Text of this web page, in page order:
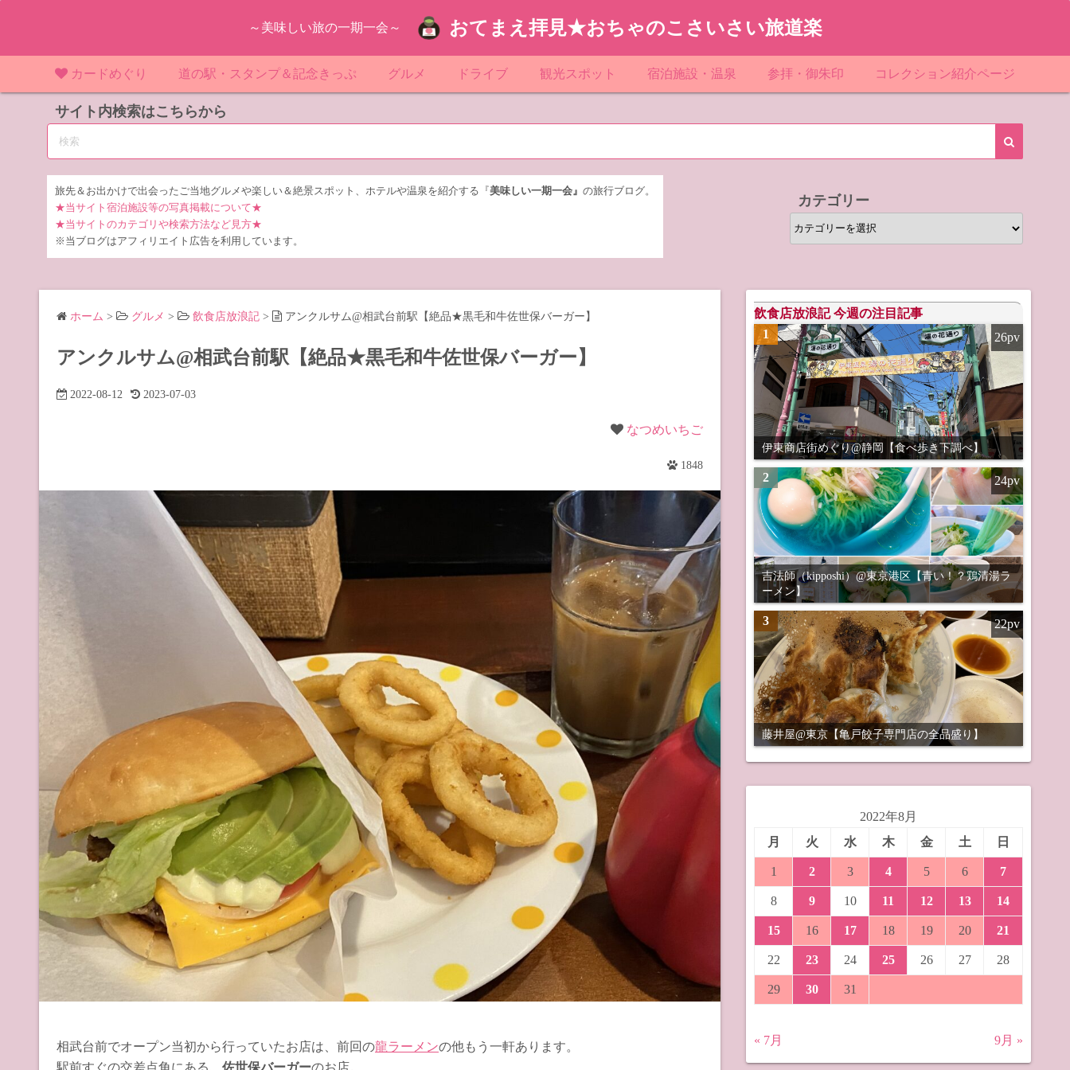
ツ
～美味しい旅の一期一会～ おてまえ拝見★おちゃのこさいさい旅道楽
カードめぐり
マンホールカード マンホールカード（関東）
埼玉県のマンホール
茨城県のマンホール
栃木県のマンホール
マンホールカード（東北） 宮城県のマンホール
マンホールカード（中部）
IKEカード
KAWAカード
橋カード
ダムカード
LOGetカード
道の駅・スタンプ＆記念きっぷ
道の駅（関東）
道の駅 埼玉
道の駅 茨城
道の駅 群馬
道の駅 山梨
道の駅 静岡
道の駅（東北） 道の駅 宮城
道の駅（北陸）
グルメ ドライブ 観光スポット
遊び・体験
宿泊施設・温泉
スーパーホテル
シティホテル・ビジネスホテル
参拝・御朱印 コレクション紹介ページ
「東北」道の駅スタンプ一覧
サイト内検索はこちらから
旅先＆お出かけで出会ったご当地グルメや楽しい＆絶景スポット、ホテルや温泉を紹介する『 美味しい一期一会』 の旅行ブログ。
★当サイト宿泊施設等の写真掲載について★
★当サイトのカテゴリや検索方法など見方★
※当ブログはアフィリエイト広告を利用しています。
カテゴリー
カ
テ
ー
ホーム > グルメ > 飲食店放浪記 > アンクルサム@相武台前駅【絶品★黒毛和牛佐世保バーガー】
アンクルサム@相武台前駅【絶品★黒毛和牛佐世保バーガー】
2022-08-12 2023-07-03
なつめいちご
1848
相武台前でオープン当初から行っていたお店は、前回の龍ラーメンの他もう一軒あります。
駅前すぐの交差点角にある、 佐世保バーガーのお店。
飲食店放浪記 今週の注目記事
1
伊東商店街めぐり@静岡【食べ歩き下調べ】
26pv
2
吉法師（kipposhi）@東京港区【青い！？鶏清湯ラ
ーメン】
24pv
3
藤井屋@東京【亀戸餃子専門店の全品盛り】
22pv
2022年8月
月
火 水 木 金 土 日
1 2 3 4 5 6 7
8 9 10 11 12 13 14
15 16 17 18 19 20 21
22 23 24 25 26 27 28
29 30 31
« 7月 9月 »